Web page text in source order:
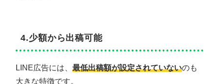
4.少額から出稿可能
LINE広告には、 最低出稿額が設定されていないのも
大きな特徴です。